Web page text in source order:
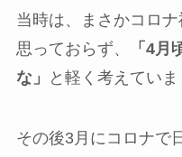
当時は、まさかコロ
思っておらず、
「4月
な」
と軽く考えていま
その後3月にコロナで